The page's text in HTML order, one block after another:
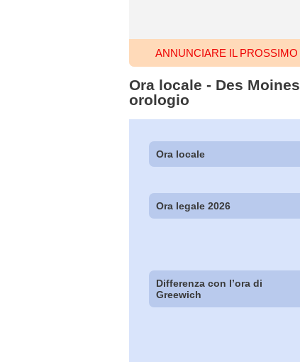
ANNUNCIARE IL
Ora locale - Des
orologio
Ora locale
Ora legale 2026
Differenza con l’ora di
Greewich